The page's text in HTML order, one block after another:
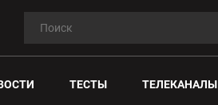
ТЕСТЫ ТЕЛЕКАНАЛЫ